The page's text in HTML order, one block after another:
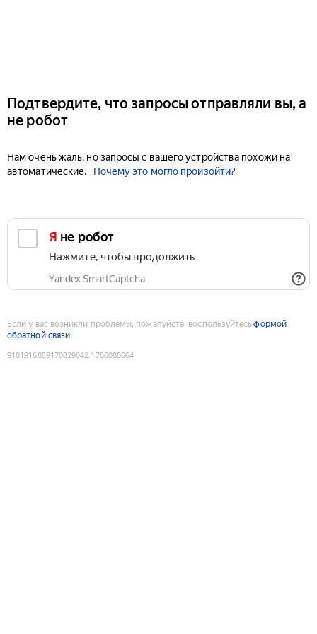
Подтвердите, что запросы отправляли вы, а
не робот
Нам очень жаль, но запросы с вашего устройства похожи на
автоматические.
Почему это могло произойти?
Я не робот
Нажмите, чтобы продолжить
Yandex SmartCaptcha
Если у вас возникли проблемы, пожалуйста, воспользуйтесьформой
обратной связи
9181916859170829042:1786088664